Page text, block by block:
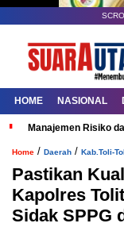
HOME NASIONAL
Manajemen Risiko
Home / Daerah / Kab.Toli-
Pastikan
Kapolres
Sidak SPPG